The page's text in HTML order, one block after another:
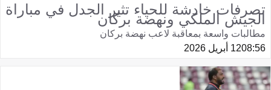
تصرفات خادشة للحياء تثير الجدل في مباراة
الجيش الملكي ونهضة بركان
مطالبات واسعة بمعاقبة لاعب نهضة بركان
08:5612 أبريل 2026